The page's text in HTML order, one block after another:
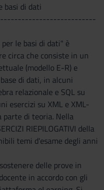
basi di dati
le basi di dati" è
circa che consiste in un
(modello E-R) e
di dati, in alcuni
relazionale e SQL su
esercizi su XML e XML-
parte di teoria. Nella
RIEPILOGATIVI della
temi d'esame degli anni
delle prove in
in accordo con gli